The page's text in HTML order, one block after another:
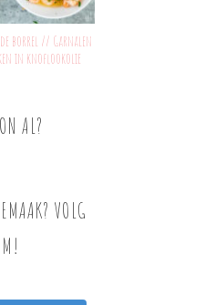
borrel // Garnalen
in knoflookolie
AL?
VOLG